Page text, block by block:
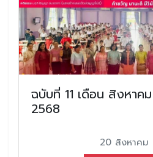
ฉบับที่ 11 เดือน สิงหาค
2568
20 สิงหาคม